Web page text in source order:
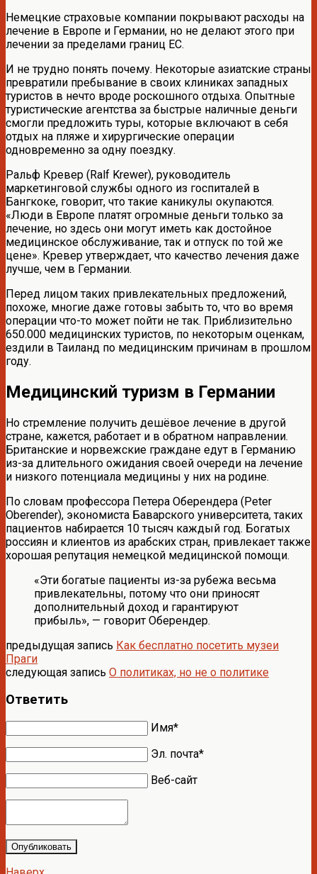
Немецкие страховые компании покрывают расходы на
лечение в Европе и Германии, но не делают этого при
лечении за пределами границ ЕС.
И не трудно понять почему. Некоторые азиатские страны
превратили пребывание в своих клиниках западных
туристов в нечто вроде роскошного отдыха. Опытные
туристические агентства за быстрые наличные деньги
смогли предложить туры, которые включают в себя
отдых на пляже и хирургические операции
одновременно за одну поездку.
Ральф Кревер (Ralf Krewer), руководитель
маркетинговой службы одного из госпиталей в
Бангкоке, говорит, что такие каникулы окупаются.
«Люди в Европе платят огромные деньги только за
лечение, но здесь они могут иметь как достойное
медицинское обслуживание, так и отпуск по той же
цене». Кревер утверждает, что качество лечения даже
лучше, чем в Германии.
Перед лицом таких привлекательных предложений,
похоже, многие даже готовы забыть то, что во время
операции что-то может пойти не так. Приблизительно
650.000 медицинских туристов, по некоторым оценкам,
ездили в Таиланд по медицинским причинам в прошлом
году.
Медицинский туризм в Германии
Но стремление получить дешёвое лечение в другой
стране, кажется, работает и в обратном направлении.
Британские и норвежские граждане едут в Германию
из-за длительного ожидания своей очереди на лечение
и низкого потенциала медицины у них на родине.
По словам профессора Петера Оберендера (Peter
Oberender), экономиста Баварского университета, таких
пациентов набирается 10 тысяч каждый год. Богатых
россиян и клиентов из арабских стран, привлекает также
хорошая репутация немецкой медицинской помощи.
«Эти богатые пациенты из-за рубежа весьма
привлекательны, потому что они приносят
дополнительный доход и гарантируют
прибыль», — говорит Оберендер.
предыдущая запись Как бесплатно посетить музеи
Праги
следующая запись О политиках, но не о политике
Ответить
Имя*
Эл. почта*
Веб-сайт
Опубликовать